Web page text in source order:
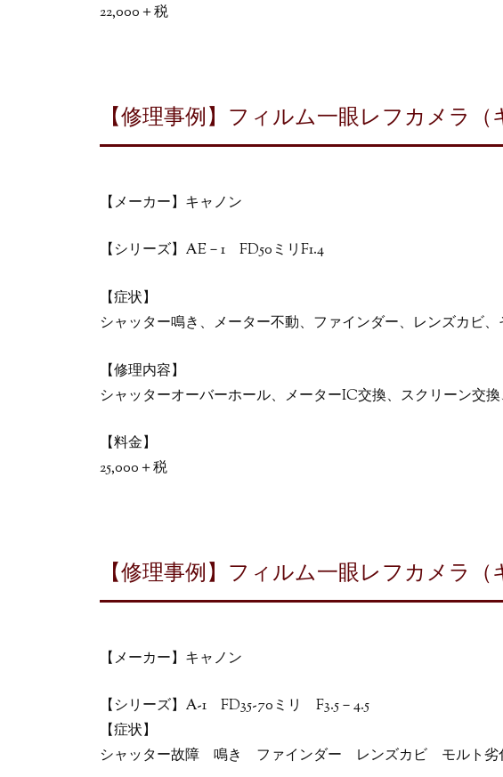
22,000＋税
【修理事例】フィルム一眼レフカメラ
【メーカー】キャノン
【シリーズ】AE－1 FD50ミリF1.4
【症状】
シャッター鳴き、メーター不動、ファインダー、レンズカビ
【修理内容】
シャッターオーバーホール、メーターIC交換、スクリーン交
【料金】
25,000＋税
【修理事例】フィルム一眼レフカメラ（
【メーカー】キャノン
【シリーズ】A-1 FD35-70ミリ F3.5－4.5
【症状】
シャッター故障 鳴き ファインダー レンズカビ モルト劣